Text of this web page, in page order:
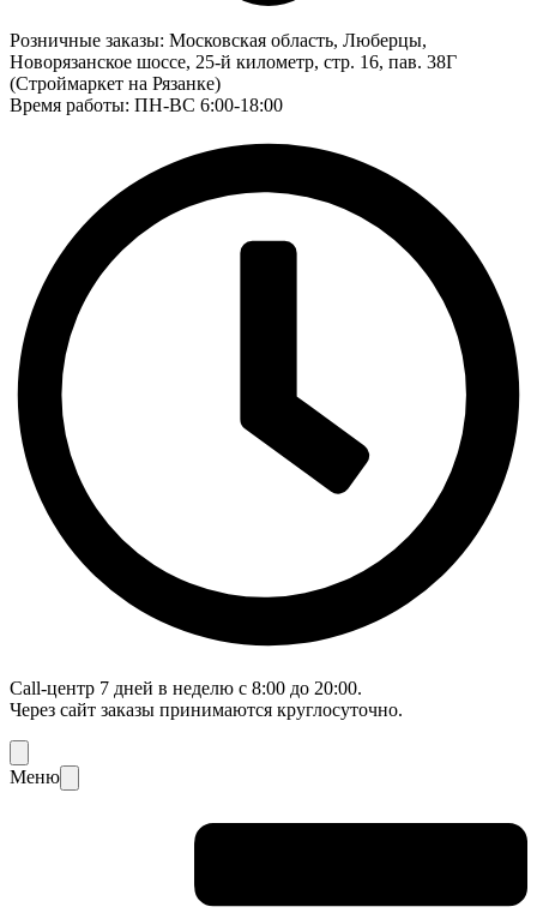
Розничные заказы: Московская область, Люберцы,
Новорязанское шоссе, 25-й километр, стр. 16, пав. 38Г
(Строймаркет на Рязанке)
Время работы: ПН-ВС 6:00-18:00
Call-центр 7 дней в неделю с 8:00 до 20:00.
Через сайт заказы принимаются круглосуточно.
Меню